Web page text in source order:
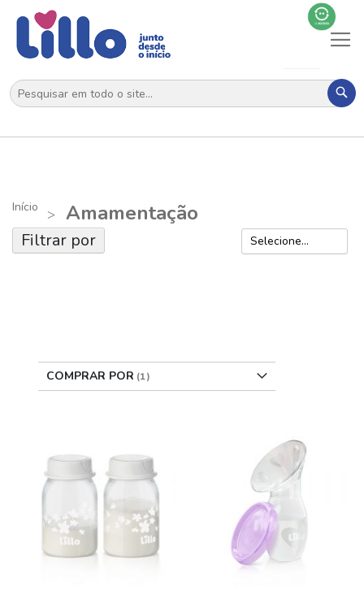
Início Amamentação
Filtrar por
COMPRAR POR